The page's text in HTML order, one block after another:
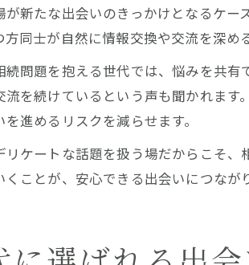
新たな出会いのきっかけとなるケ
方同士が自然に情報交換や交流を深め
問題を抱える世代では、悩みを共
流を続けているという声も聞かれま
進めるリスクを減らせます。
リケートな話題を扱う場だからこそ
ことが、安心できる出会いにつなが